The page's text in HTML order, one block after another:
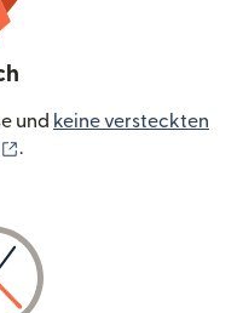
und keine versteckten
(wird in einem neuen
.